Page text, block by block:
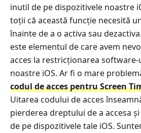
inutil de pe dispozitivele noastre
toții că această funcție necesită
înainte de a o activa sau
este elementul de care avem
acces la restricționarea
noastre iOS. Ar fi o mare
codul de acces pentru Screen
Uitarea codului de acces
pierderea dreptului de a accesa
de pe dispozitivele tale iOS.